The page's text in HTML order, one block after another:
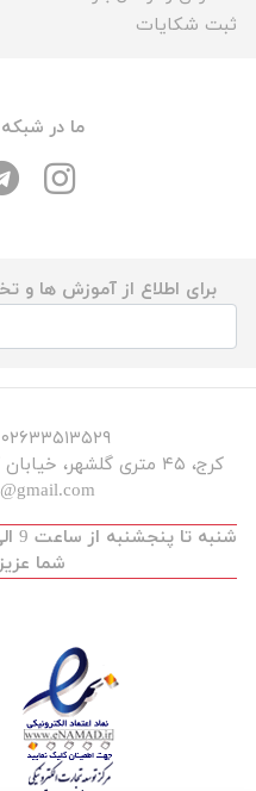
ثبت شکایات
ما در
برای اطلاع از آموزش ها و
۰۲۶۳۳۵۱۳۵۲۹ - ۰۲۶۳۳۵۳۴۳۱۵
کرج، ۴۵ متری گلشهر، خیابان کوکب شرقی، عکس و فیلم مکث
شما